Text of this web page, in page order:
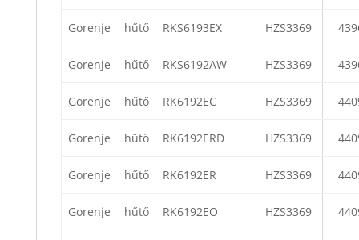
Gorenje hűtő RKS6193EX HZS3369
Gorenje hűtő RKS6192AW HZS3369
Gorenje hűtő RK6192EC HZS3369
Gorenje hűtő RK6192ERD HZS3369
Gorenje hűtő RK6192ER HZS3369
Gorenje hűtő RK6192EO HZS3369